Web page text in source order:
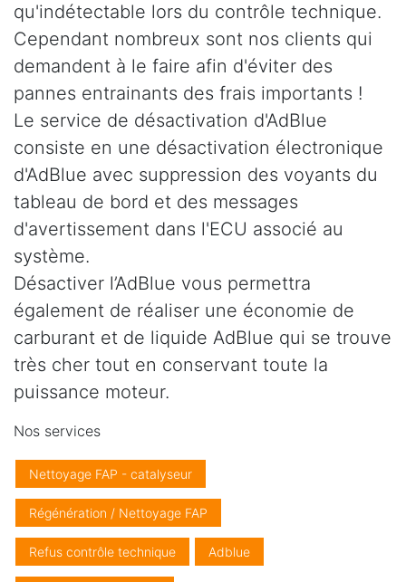
qu'indétectable lors du contrôle technique.
Cependant nombreux sont nos clients qui
demandent à le faire afin d'éviter des
pannes entrainants des frais importants !
Le service de désactivation d'AdBlue
consiste en une désactivation électronique
d'AdBlue avec suppression des voyants du
tableau de bord et des messages
d'avertissement dans l'ECU associé au
système.
Désactiver l’AdBlue vous permettra
également de réaliser une économie de
carburant et de liquide AdBlue qui se trouve
très cher tout en conservant toute la
puissance moteur.
Nos services
Nettoyage FAP - catalyseur
Régénération / Nettoyage FAP
Refus contrôle technique Adblue